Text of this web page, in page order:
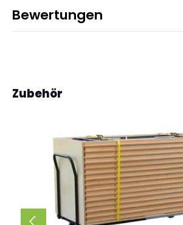
Bewertungen
Produktgalerie überspringen
Zubehör